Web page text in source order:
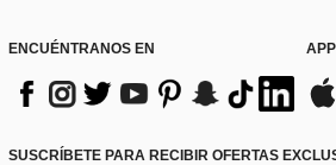
ENCUÉNTRANOS EN APP
SUSCRÍBETE PARA RECIBIR OFERTAS